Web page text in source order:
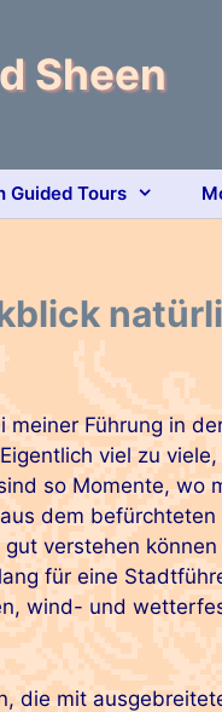
Sheen
Guided Tours
meiner Führung in
viel zu
so Momente, wo
dem
verstehen
für eine
wind- und
die mit